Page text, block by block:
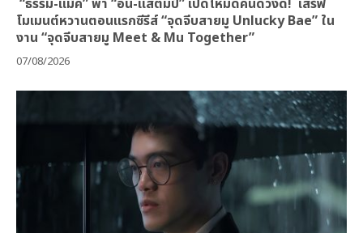
“ธรรม-แม็ค” พา “อั๋น-แสตมป์” เปิดโหมดคนดวงดี! เสิร์ฟ
โมเมนต์หวานตอนแรกซีรีส์ “จุดจีบสายมู Unlucky Bae” ใน
งาน “จุดจีบสายมู Meet & Mu Together”
07/08/2026